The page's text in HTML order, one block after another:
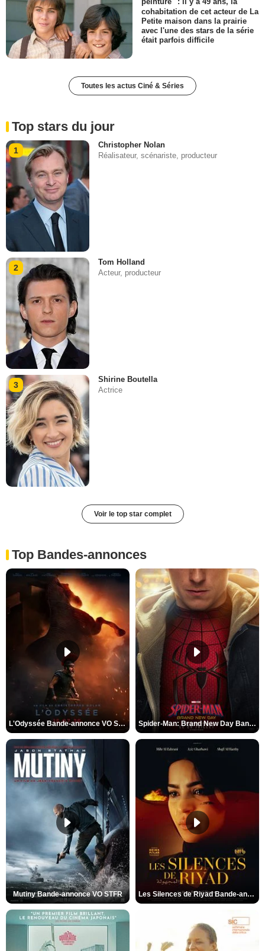
peinture" : il y a 49 ans, la
cohabitation de cet acteur de La
Petite maison dans la prairie
avec l'une des stars de la série
était parfois difficile
Toutes les actus Ciné & Séries
Top stars du jour
1
Christopher Nolan
Réalisateur, scénariste, producteur
2
Tom Holland
Acteur, producteur
3
Shirine Boutella
Actrice
Voir le top star complet
Top Bandes-annonces
L'Odyssée Bande-annonce VO STFR Spider-Man: Brand New Day Bande-annonce VO STFR
Mutiny Bande-annonce VO STFR Les Silences de Riyad Bande-annonce VO STFR